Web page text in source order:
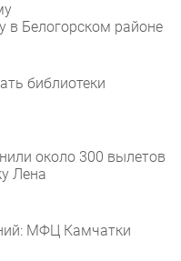
в Белогорском районе
библиотеки
около 300 вылетов
Лена
МФЦ Камчатки